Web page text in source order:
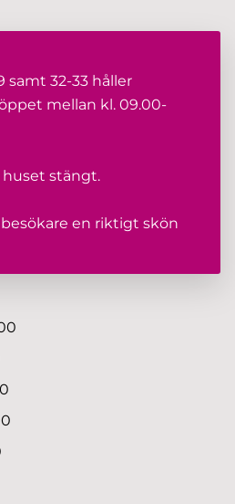
samt 32-33 håller
mellan kl. 09.00-
huset stängt.
besökare en riktigt skön